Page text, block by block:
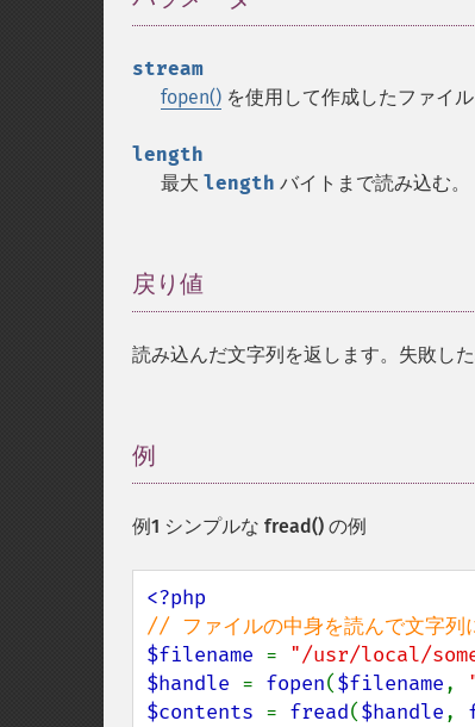
stream
fopen() を使用して作成したファイ
length
最大 length バイトまで読み込む。
戻り値
読み込んだ文字列を返します。失敗し
例
例1 シンプルな fread() の例
$filename = "/usr/local/
$handle = fopen($filename,
$contents = fread($handle,